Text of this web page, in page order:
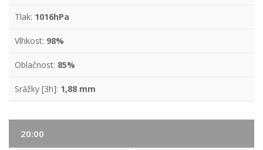
Tlak: 1016hPa
Vlhkost: 98%
Oblačnost: 85%
Srážky [3h]: 1,88 mm
20:00